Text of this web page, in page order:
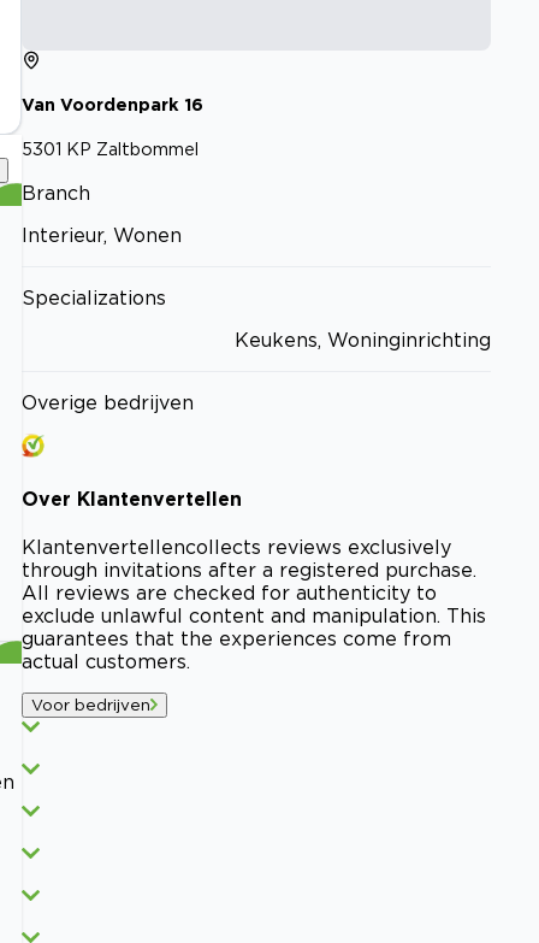
Van Voordenpark 16
5301 KP Zaltbommel
Branch
Interieur, Wonen
Specializations
Keukens, Woninginrichting
Overige bedrijven
Over Klantenvertellen
Klantenvertellencollects reviews exclusively
through invitations after a registered purchase.
All reviews are checked for authenticity to
exclude unlawful content and manipulation. This
guarantees that the experiences come from
actual customers.
Voor bedrijven